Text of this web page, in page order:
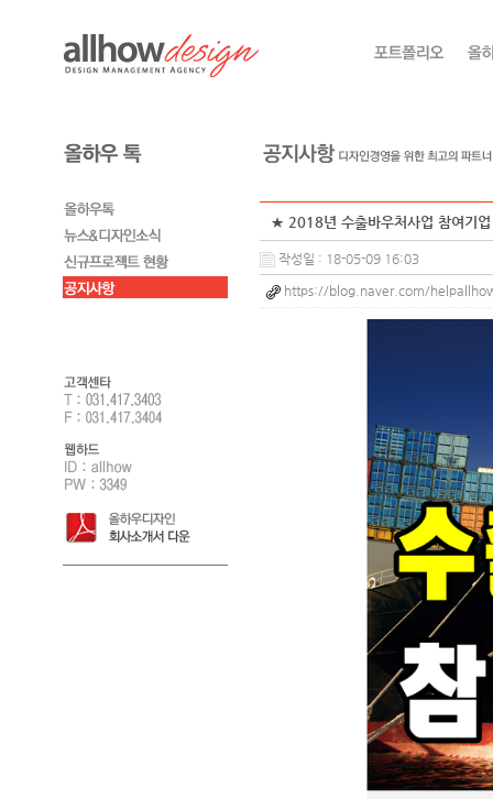
★ 2018년 수출바우처사업 참여기
작성일 : 18-05-09 16:03
https://blog.naver.com/